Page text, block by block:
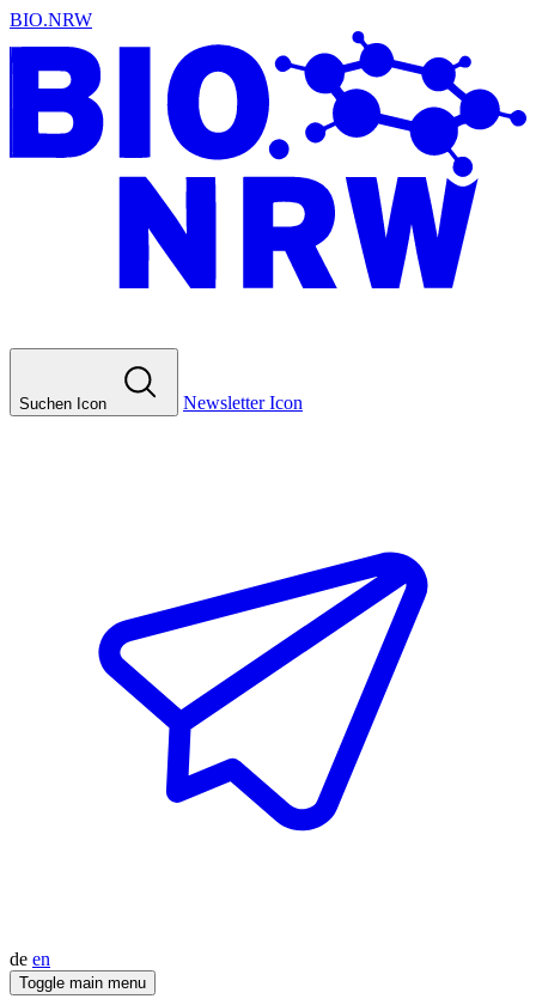
BIO.NRW
Suchen Icon Newsletter Icon
de en
Toggle main menu